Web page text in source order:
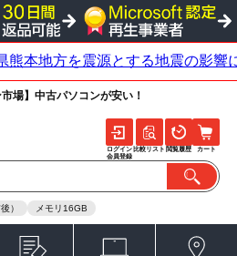
場】中古パソコンが安い！
） メモリ16GB
ログイン
会員登録
比較リスト 閲覧履歴 カート